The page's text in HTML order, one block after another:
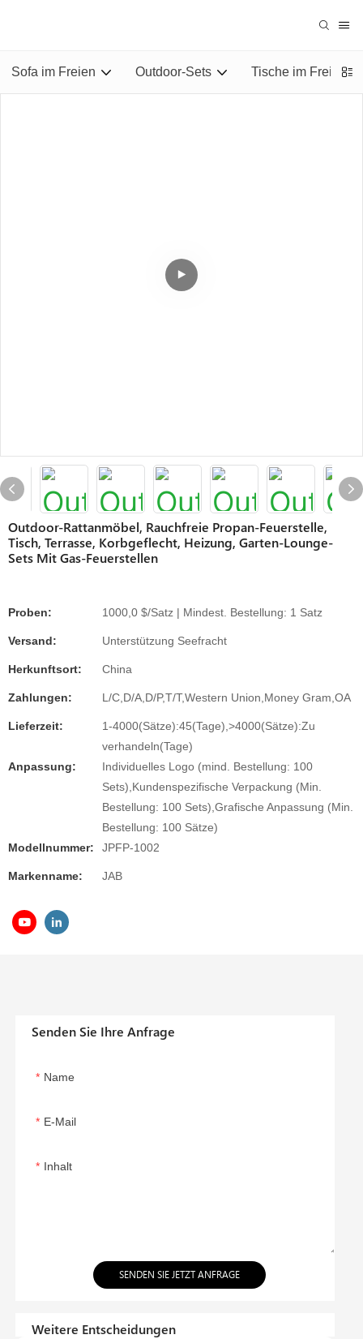
Sofa im Freien Outdoor-Sets Tische im Freien
Outdoor-Rattanmöbel, Rauchfreie Propan-Feuerstelle,
Tisch, Terrasse, Korbgeflecht, Heizung, Garten-Lounge-
Sets Mit Gas-Feuerstellen
Proben: 1000,0 $/Satz | Mindest. Bestellung: 1 Satz
Versand: Unterstützung Seefracht
Herkunftsort: China
Zahlungen: L/C,D/A,D/P,T/T,Western Union,Money Gram,OA
Lieferzeit:
1-4000(Sätze):45(Tage),>4000(Sätze):Zu
verhandeln(Tage)
Anpassung:
Individuelles Logo (mind. Bestellung: 100
Sets),Kundenspezifische Verpackung (Min.
Bestellung: 100 Sets),Grafische Anpassung (Min.
Bestellung: 100 Sätze)
Modellnummer:
JPFP-1002
Markenname: JAB
Senden Sie Ihre Anfrage
Name
E-Mail
Inhalt
SENDEN SIE JETZT ANFRAGE
Weitere Entscheidungen